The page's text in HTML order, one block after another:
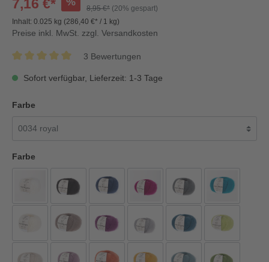
7,16 €* 8,95 €* (20% gespart)
Inhalt: 0.025 kg (286,40 €* / 1 kg)
Preise inkl. MwSt. zzgl. Versandkosten
3 Bewertungen
Sofort verfügbar, Lieferzeit: 1-3 Tage
Farbe
Farbe